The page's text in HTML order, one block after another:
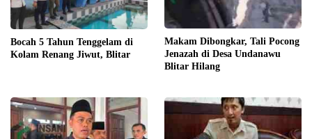
Bocah 5 Tahun Tenggelam di
Kolam Renang Jiwut, Blitar
Makam Dibongkar, Tali Pocong
Jenazah di Desa Undanawu
Blitar Hilang